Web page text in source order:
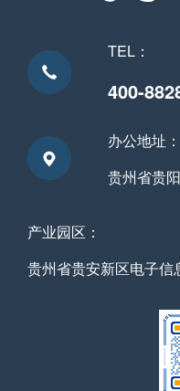
TEL：
400-
办公地址：
贵州省贵
产业园区：
贵州省贵安新区电子信